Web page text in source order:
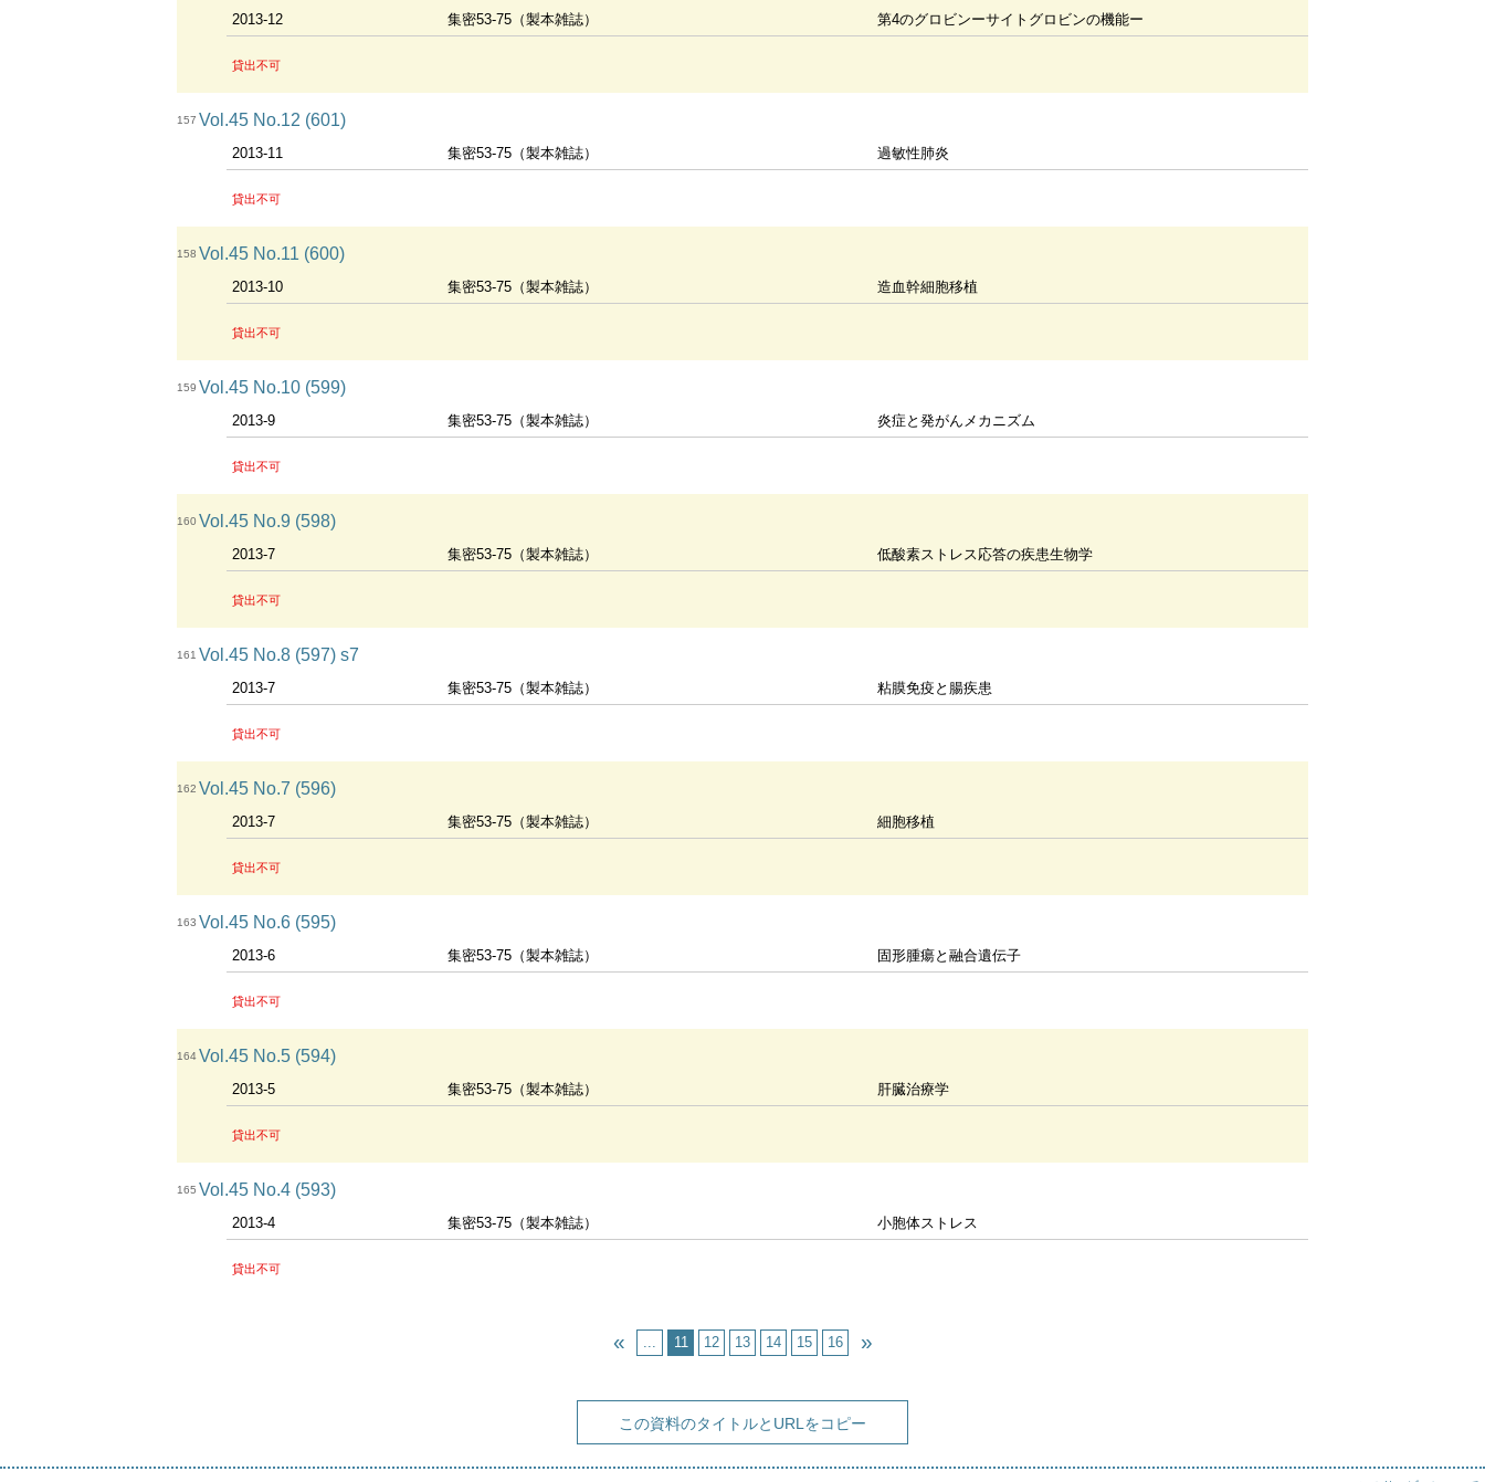
2013-12 集密53-75（製本雑誌） 第4のグロビンーサイトグロビンの機能ー
貸出不可
157 Vol.45 No.12 (601)
2013-11 集密53-75（製本雑誌） 過敏性肺炎
貸出不可
158 Vol.45 No.11 (600)
2013-10 集密53-75（製本雑誌） 造血幹細胞移植
貸出不可
159 Vol.45 No.10 (599)
2013-9 集密53-75（製本雑誌） 炎症と発がんメカニズム
貸出不可
160 Vol.45 No.9 (598)
2013-7 集密53-75（製本雑誌） 低酸素ストレス応答の疾患生物学
貸出不可
161 Vol.45 No.8 (597) s7
2013-7 集密53-75（製本雑誌） 粘膜免疫と腸疾患
貸出不可
162 Vol.45 No.7 (596)
2013-7 集密53-75（製本雑誌） 細胞移植
貸出不可
163 Vol.45 No.6 (595)
2013-6 集密53-75（製本雑誌） 固形腫瘍と融合遺伝子
貸出不可
164Vol.45 No.5 (594)
2013-5 集密53-75（製本雑誌） 肝臓治療学
貸出不可
165 Vol.45 No.4 (593)
2013-4 集密53-75（製本雑誌） 小胞体ストレス
貸出不可
... 11 12 13 14 15 16
この資料のタイトルとURLをコピー